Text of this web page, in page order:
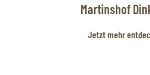
Martinshof
Jetzt mehr